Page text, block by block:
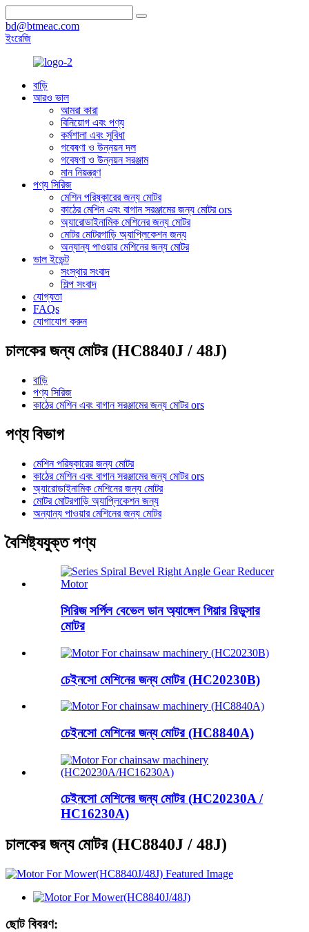
bd@btmeac.com
ইংরেজি
বাড়ি
আরও ভাল
আমরা কারা
বিনিয়োগ এবং পণ্য
কর্মশালা এবং সুবিধা
গবেষণা ও উন্নয়ন দল
গবেষণা ও উন্নয়ন সরঞ্জাম
মান নিয়ন্ত্রণ
পণ্য সিরিজ
মেশিন পরিষ্কারের জন্য মোটর
কাঠের মেশিন এবং বাগান সরঞ্জামের জন্য মোটর ors
অ্যারোডাইনামিক মেশিনের জন্য মোটর
মোটর মোটরগাড়ি অ্যাপ্লিকেশন জন্য
অন্যান্য পাওয়ার মেশিনের জন্য মোটর
ভাল ইভেন্ট
সংস্থার সংবাদ
শিল্প সংবাদ
যোগ্যতা
FAQs
যোগাযোগ করুন
চালকের জন্য মোটর (HC8840J / 48J)
বাড়ি
পণ্য সিরিজ
কাঠের মেশিন এবং বাগান সরঞ্জামের জন্য মোটর ors
পণ্য বিভাগ
মেশিন পরিষ্কারের জন্য মোটর
কাঠের মেশিন এবং বাগান সরঞ্জামের জন্য মোটর ors
অ্যারোডাইনামিক মেশিনের জন্য মোটর
মোটর মোটরগাড়ি অ্যাপ্লিকেশন জন্য
অন্যান্য পাওয়ার মেশিনের জন্য মোটর
বৈশিষ্ট্যযুক্ত পণ্য
সিরিজ সর্পিল বেভেল ডান অ্যাঙ্গেল গিয়ার রিডুসার
মোটর
চেইনসো মেশিনের জন্য মোটর (HC20230B)
চেইনসো মেশিনের জন্য মোটর (HC8840A)
চেইনসো মেশিনের জন্য মোটর (HC20230A /
HC16230A)
চালকের জন্য মোটর (HC8840J / 48J)
ছোট বিবরণ: